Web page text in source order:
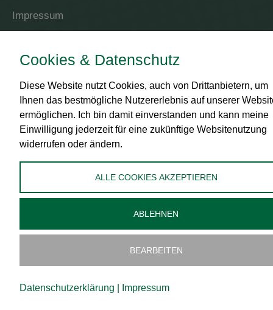
Impressum
Datenschutz
Versand
Widerrufsbelehrung
Administration
Cookies bearbeiten
art.waldsoft
Cookies & Datenschutz
Diese Website nutzt Cookies, auch von Drittanbietern, um
Ihnen das bestmögliche Nutzererlebnis auf unserer
ermöglichen. Ich bin damit einverstanden und kann meine
Einwilligung jederzeit für eine zukünftige Websitenutzung
widerrufen oder ändern.
ALLE COOKIES AKZEPTIEREN
ABLEHNEN
BEARBEITEN
Datenschutzerklärung Impressum